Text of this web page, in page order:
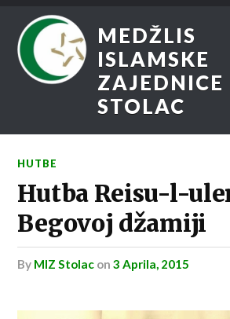
MEDŽLIS
ISLAMSKE
ZAJEDNICE
STOLAC
HUTBE
Hutba Reisu-l-
Begovoj džamiji
by MIZ Stolac on3 Aprila, 2015